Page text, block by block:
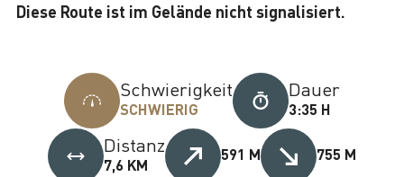
Diese Route ist im Gelände nicht signalisiert.
Schwierigkeit
SCHWIERIG
Dauer
3:35 H
Distanz
7,6 KM
591 M 755 M